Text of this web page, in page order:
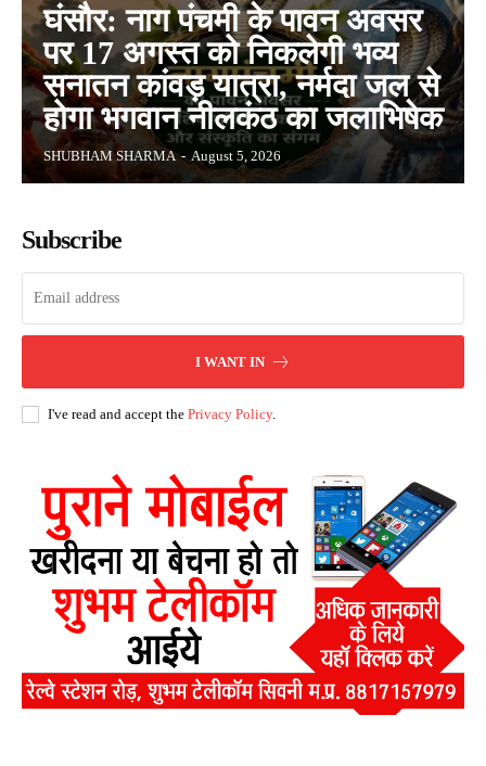
घंसौर: नाग पंचमी के पावन अवसर
पर 17 अगस्त को निकलेगी भव्य
सनातन कांवड़ यात्रा, नर्मदा जल से
होगा भगवान नीलकंठ का जलाभिषेक
SHUBHAM SHARMA - August 5, 2026
Subscribe
I WANT IN
I've read and accept the Privacy Policy.